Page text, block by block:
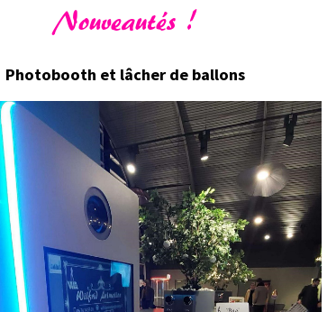
Nouveautés !
Photobooth et lâcher de ballons
propreté et rigueur.
En savoir plus